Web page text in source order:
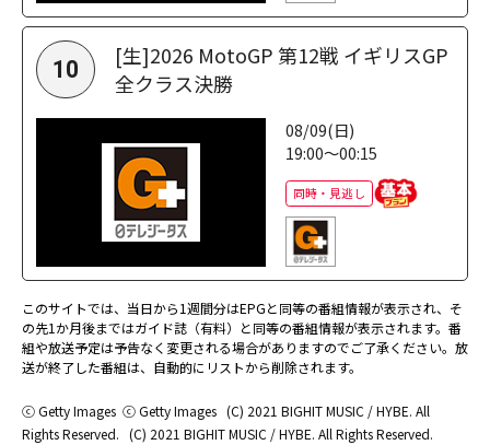
10
[生]2026 MotoGP 第12戦 イギリスGP
全クラス決勝
08/09(日)
19:00～00:15
同時・見逃し
このサイトでは、当日から1週間分はEPGと同等の番組情報が表示され、そ
の先1か月後まではガイド誌（有料）と同等の番組情報が表示されます。番
組や放送予定は予告なく変更される場合がありますのでご了承ください。放
送が終了した番組は、自動的にリストから削除されます。
ⓒ Getty Images ⓒ Getty Images (C) 2021 BIGHIT MUSIC / HYBE. All
Rights Reserved. (C) 2021 BIGHIT MUSIC / HYBE. All Rights Reserved.